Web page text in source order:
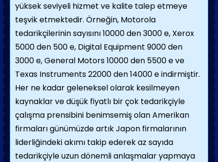
yüksek seviyeli hizmet ve kalite talep etmeye
teşvik etmektedir. Örneğin, Motorola
tedarikçilerinin sayısını 10000 den 3000 e, Xerox
5000 den 500 e, Digital Equipment 9000 den
3000 e, General Motors 10000 den 5500 e ve
Texas Instruments 22000 den 14000 e indirmiştir.
Her ne kadar geleneksel olarak kesilmeyen
kaynaklar ve düşük fiyatlı bir çok tedarikçiyle
çalışma prensibini benimsemiş olan Amerikan
firmaları günümüzde artık Japon firmalarının
liderliğindeki akımı takip ederek az sayıda
tedarikçiyle uzun dönemli anlaşmalar yapmaya